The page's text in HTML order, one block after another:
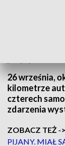
26 września,
kilometrze
czterech
zdarzenia
ZOBACZ TEŻ ->
PIJANY. MIAŁ